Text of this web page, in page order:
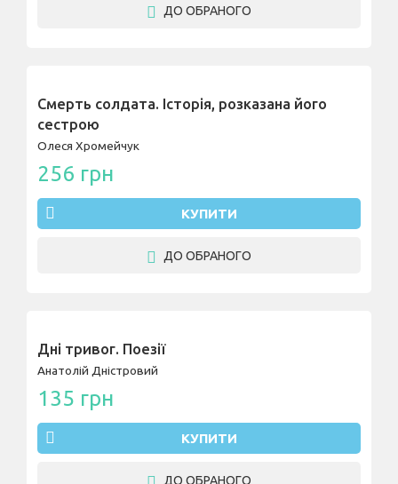
ДО ОБРАНОГО
Смерть солдата. Історія, розказана його
сестрою
Олеся Хромейчук
256 грн
КУПИТИ
ДО ОБРАНОГО
Дні тривог. Поезії
Анатолій Дністровий
135 грн
КУПИТИ
ДО ОБРАНОГО